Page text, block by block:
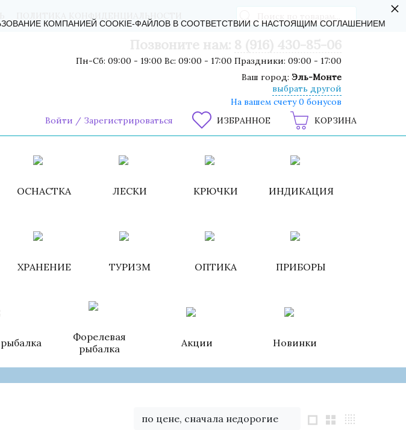
Пн-Сб: 09:00 - 19:00 Вс: 09:00 - 17:00 Праздники: 09:00 - 17:00
Ваш город: Эль-Монте
выбрать другой
На вашем счету 0 бонусов
Войти / Зарегистрироваться ИЗБРАННОЕ КОРЗИНА
ОСНАСТКА ЛЕСКИ КРЮЧКИ ИНДИКАЦИЯ
ХРАНЕНИЕ ТУРИЗМ ОПТИКА ПРИБОРЫ
Форелевая
рыбалка
Акции Новинки
по цене, сначала недорогие
КОМПАНИЕЙ COOKIE-ФАЙЛОВ В СООТВЕТСТВИИ С НАСТОЯЩИМ СОГЛАШЕНИЕМ
×